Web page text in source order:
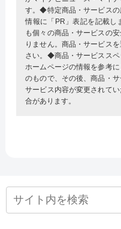
す。◆特定商品・サービスの
情報に「PR」表記を記載
も個々の商品・サービスの
りません。商品・サービス
さい。◆商品・サービスス
ホームページの情報を参考
のもので、その後、商品・
サービス内容が変更されて
合があります。